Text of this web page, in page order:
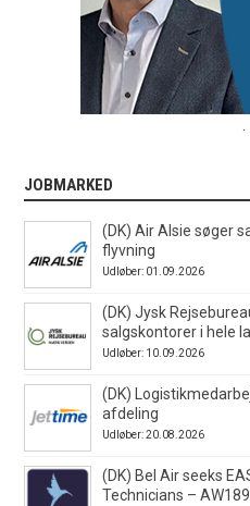
.
JOBMARKED
(DK) Air Alsie søger
flyvning
Udløber: 01.09.2026
(DK) Jysk
salgskontorer i hele
Udløber: 10.09.2026
(DK)
afdeling
Udløber: 20.08.2026
(DK) Bel Air seeks
Technicians –